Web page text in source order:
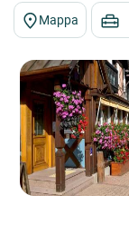
Mappa